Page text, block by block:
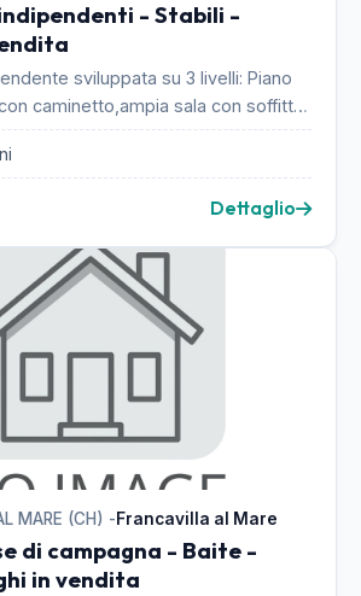
- Stabili -
sviluppata su 3 livelli: Piano
caminetto,ampia sala con soffitto
con bagnetto i...
Dettaglio
MARE (CH) -Francavilla al Mare
di campagna - Baite -
in vendita